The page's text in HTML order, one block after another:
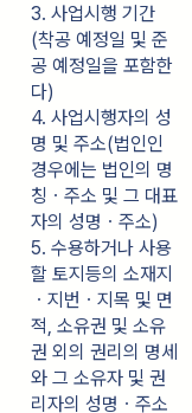
3. 사업시행 기간
(착공 예정일 및 준
공 예정일을 포함한
다)
4. 사업시행자의 성
명 및 주소(법인인
경우에는 법인의 명
칭ㆍ주소 및 그 대표
자의 성명ㆍ주소)
5. 수용하거나 사용
할 토지등의 소재지
ㆍ지번ㆍ지목 및 면
적, 소유권 및 소유
권 외의 권리의 명세
와 그 소유자 및 권
리자의 성명ㆍ주소